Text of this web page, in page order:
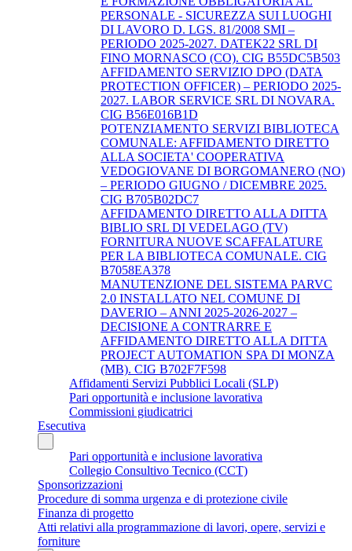
PERSONALE - SICUREZZA SUI LUOGHI
DI LAVORO D. LGS. 81/2008 SMI –
PERIODO 2025-2027. DATEK22 SRL DI
FINO MORNASCO (CO). CIG B55DC5B503
AFFIDAMENTO SERVIZIO DPO (DATA
PROTECTION OFFICER) – PERIODO 2025-
2027. LABOR SERVICE SRL DI NOVARA.
CIG B56E016B1D
POTENZIAMENTO SERVIZI BIBLIOTECA
COMUNALE: AFFIDAMENTO DIRETTO
ALLA SOCIETA' COOPERATIVA
VEDOGIOVANE DI BORGOMANERO (NO)
– PERIODO GIUGNO / DICEMBRE 2025.
CIG B705B02DC7
AFFIDAMENTO DIRETTO ALLA DITTA
BIBLIO SRL DI VEDELAGO (TV)
FORNITURA NUOVE SCAFFALATURE
PER LA BIBLIOTECA COMUNALE. CIG
B7058EA378
MANUTENZIONE DEL SISTEMA PARVC
2.0 INSTALLATO NEL COMUNE DI
DAVERIO – ANNI 2025-2026-2027 –
DECISIONE A CONTRARRE E
AFFIDAMENTO DIRETTO ALLA DITTA
PROJECT AUTOMATION SPA DI MONZA
(MB). CIG B702F7F598
Affidamenti Servizi Pubblici Locali (SLP)
Pari opportunità e inclusione lavorativa
Commissioni giudicatrici
Esecutiva
Pari opportunità e inclusione lavorativa
Collegio Consultivo Tecnico (CCT)
Sponsorizzazioni
Procedure di somma urgenza e di protezione civile
Finanza di progetto
Atti relativi alla programmazione di lavori, opere, servizi e
forniture